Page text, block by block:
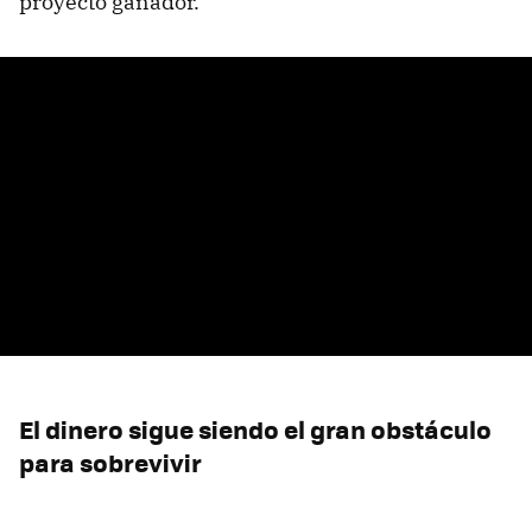
El dinero sigue siendo el gran obstáculo
para sobrevivir